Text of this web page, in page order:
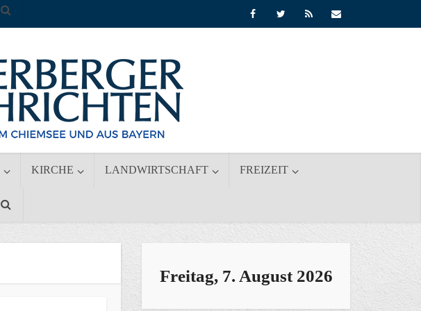
KIRCHE LANDWIRTSCHAFT FREIZEIT
Freitag, 7. August 2026